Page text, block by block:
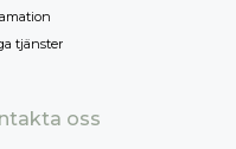
tjänster
oss